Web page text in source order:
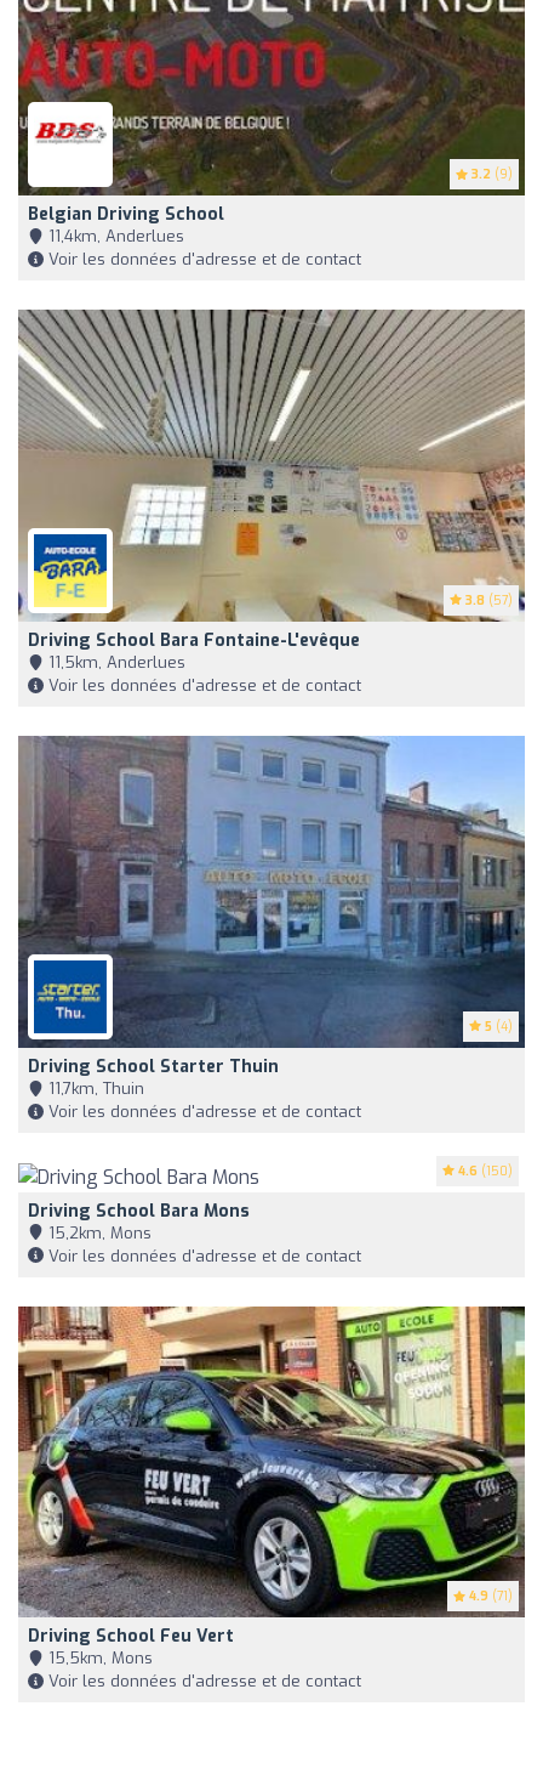
3.2 (9)
Belgian Driving School
11,4km, Anderlues
Voir les données d'adresse et de contact
3.8 (57)
Driving School Bara Fontaine-L'evêque
11,5km, Anderlues
Voir les données d'adresse et de contact
5 (4)
Driving School Starter Thuin
11,7km, Thuin
Voir les données d'adresse et de contact
4.6 (150)
Driving School Bara Mons
15,2km, Mons
Voir les données d'adresse et de contact
4.9 (71)
Driving School Feu Vert
15,5km, Mons
Voir les données d'adresse et de contact